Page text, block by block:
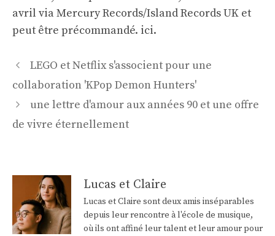
avril via Mercury Records/Island Records UK et
peut être précommandé. ici.
Navigation
des
LEGO et Netflix s'associent pour une
collaboration 'KPop Demon Hunters'
une lettre d'amour aux années 90 et une offre
de vivre éternellement
Lucas et Claire
Lucas et Claire sont deux amis inséparables
depuis leur rencontre à l'école de musique,
où ils ont affiné leur talent et leur amour pour